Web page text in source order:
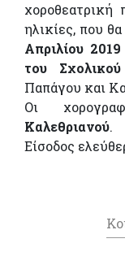
χοροθεατρική
ηλικίες, που
Απριλίου
του
Παπάγου και
Οι
Καλεθριανού.
Είσοδος